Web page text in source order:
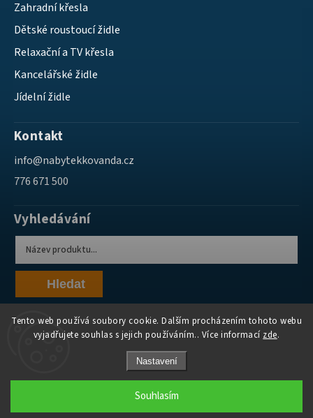
Tento web používá soubory cookie. Dalším procházením tohoto webu
vyjadřujete souhlas s jejich používáním.. Více informací zde.
Nastavení
Souhlasím
Zahradní křesla
Dětské roustoucí židle
Relaxační a TV křesla
Kancelářské židle
Jídelní židle
Kontakt
info@nabytekkovanda.cz
776 671 500
Vyhledávání
Hledat